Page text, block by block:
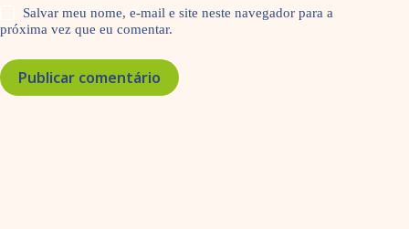
Salvar meu nome, e-mail e site neste navegador para a
próxima vez que eu comentar.
Publicar comentário